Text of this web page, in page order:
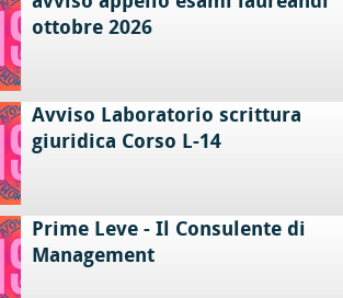
ottobre 2026
Avviso Laboratorio scrittura
giuridica Corso L-14
Prime Leve - Il Consulente di
Management